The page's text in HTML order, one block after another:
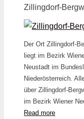
Zillingdorf-
Der Ort Zillingdorf-
liegt im Bezirk
Neustadt im
Niederösterreich.
über Zillingdorf-
im Bezirk Wiener
Read more